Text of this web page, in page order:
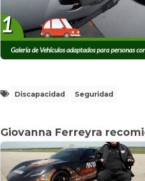
Galería de Vehículos adaptados para personas
1
Discapacidad Seguridad
Giovanna Ferreyra